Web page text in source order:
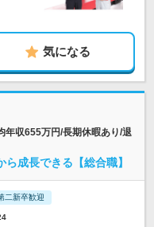
気になる
年収655万円/長期休暇あり/退
成長できる【総合職】
二新卒歓迎